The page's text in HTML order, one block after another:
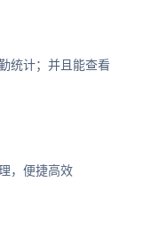
统计；并且能查看
，便捷高效